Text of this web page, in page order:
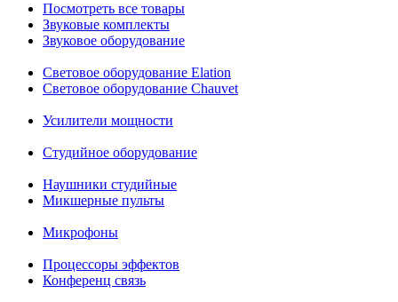
Посмотреть все товары
Звуковые комплекты
Звуковое оборудование
Световое оборудование Elation
Cветовое оборудование Chauvet
Усилители мощности
Студийное оборудование
Наушники студийные
Микшерные пульты
Микрофоны
Процессоры эффектов
Конференц связь